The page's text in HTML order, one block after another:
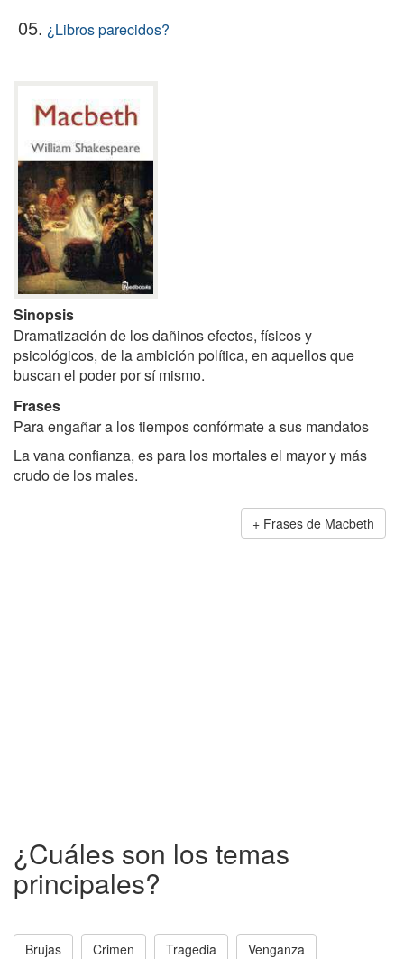
05. ¿Libros parecidos?
Sinopsis
Dramatización de los dañinos efectos, físicos y
psicológicos, de la ambición política, en aquellos que
buscan el poder por sí mismo.
Frases
Para engañar a los tiempos confórmate a sus mandatos
La vana confianza, es para los mortales el mayor y más
crudo de los males.
Frases de Macbeth
¿Cuáles son los temas
principales?
Brujas Crimen Tragedia Venganza